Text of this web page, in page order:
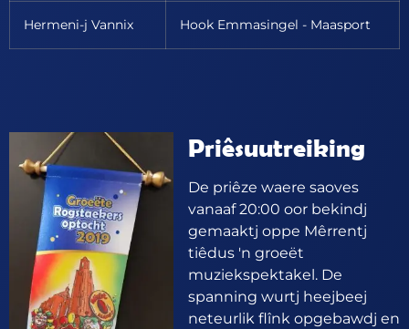
Hermeni-j Vannix Hook Emmasingel - Maasport
Priêsuutreiking
De priêze waere saoves
vanaaf 20:00 oor bekindj
gemaaktj oppe Mêrrentj
tiêdus 'n groeët
muziekspektakel. De
spanning wurtj heejbeej
neteurlik flînk opgebawdj en